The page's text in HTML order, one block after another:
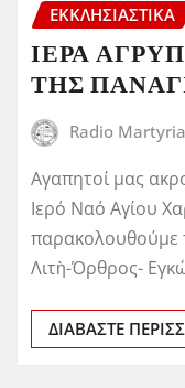
ΕΚΚΛΗΣΙΑΣΤΙΚΆ
ΙΕΡΑ
ΤΗΣ
Radio Martyria
Αγαπητοί μας
Ιερό Ναό Αγίου
παρακολουθούμε
Λιτὴ-Όρθρος-
ΔΙΑΒΆΣΤΕ